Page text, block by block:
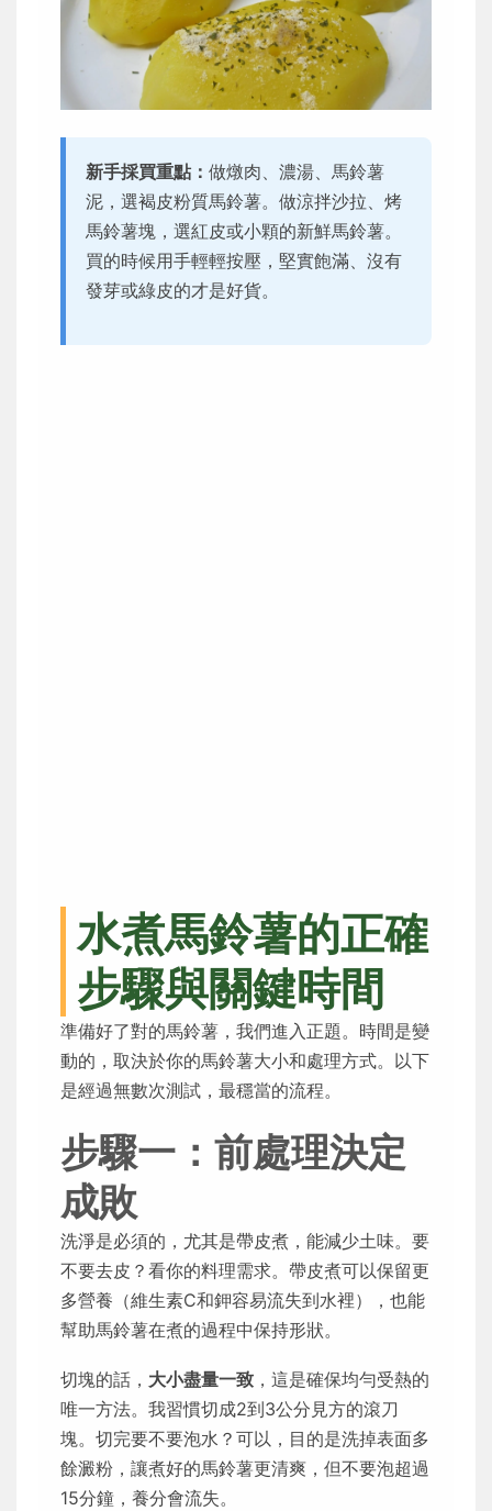
新手採買重點： 做燉肉、濃湯、馬鈴薯
泥，選褐皮粉質馬鈴薯。做涼拌沙拉、烤
馬鈴薯塊，選紅皮或小顆的新鮮馬鈴薯。
買的時候用手輕輕按壓，堅實飽滿、沒有
發芽或綠皮的才是好貨。
水煮馬鈴薯的正確
步驟與關鍵時間
準備好了對的馬鈴薯，我們進入正題。時間是變
動的，取決於你的馬鈴薯大小和處理方式。以下
是經過無數次測試，最穩當的流程。
步驟一：前處理決定
成敗
洗淨是必須的，尤其是帶皮煮，能減少土味。要
不要去皮？看你的料理需求。帶皮煮可以保留更
多營養（維生素C和鉀容易流失到水裡），也能
幫助馬鈴薯在煮的過程中保持形狀。
切塊的話， 大小盡量一致 ，這是確保均勻受熱的
唯一方法。我習慣切成2到3公分見方的滾刀
塊。切完要不要泡水？可以，目的是洗掉表面多
餘澱粉，讓煮好的馬鈴薯更清爽，但不要泡超過
15分鐘，養分會流失。